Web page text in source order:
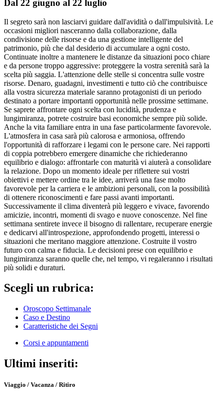
Dal 22 giugno al 22 luglio
Il segreto sarà non lasciarvi guidare dall'avidità o dall'impulsività. Le
occasioni migliori nasceranno dalla collaborazione, dalla
condivisione delle risorse e da una gestione intelligente del
patrimonio, più che dal desiderio di accumulare a ogni costo.
Continuate inoltre a mantenere le distanze da situazioni poco chiare
e da persone troppo aggressive: proteggere la vostra serenità sarà la
scelta più saggia. L'attenzione delle stelle si concentra sulle vostre
risorse. Denaro, guadagni, investimenti e tutto ciò che contribuisce
alla vostra sicurezza materiale saranno protagonisti di un periodo
destinato a portare importanti opportunità nelle prossime settimane.
Se saprete affrontare ogni scelta con lucidità, prudenza e
lungimiranza, potrete costruire basi economiche sempre più solide.
Anche la vita familiare entra in una fase particolarmente favorevole.
L'atmosfera in casa sarà più calorosa e armoniosa, offrendo
l'opportunità di rafforzare i legami con le persone care. Nei rapporti
di coppia potrebbero emergere dinamiche che richiederanno
equilibrio e dialogo: affrontarle con maturità vi aiuterà a consolidare
la relazione. Dopo un momento ideale per riflettere sui vostri
obiettivi e mettere ordine tra le idee, arriverà una fase molto
favorevole per la carriera e le ambizioni personali, con la possibilità
di ottenere riconoscimenti e fare passi avanti importanti.
Successivamente il clima diventerà più leggero e vivace, favorendo
amicizie, incontri, momenti di svago e nuove conoscenze. Nel fine
settimana sentirete invece il bisogno di rallentare, recuperare energie
e dedicarvi all'introspezione, approfondendo progetti, interessi o
situazioni che meritano maggiore attenzione. Costruite il vostro
futuro con calma e fiducia. Le decisioni prese con equilibrio e
lungimiranza saranno quelle che, nel tempo, vi regaleranno i risultati
più solidi e duraturi.
Scegli un rubrica:
Oroscopo Settimanale
Caso e Destino
Caratteristiche dei Segni
Corsi e appuntamenti
Ultimi inseriti:
Viaggio / Vacanza / Ritiro